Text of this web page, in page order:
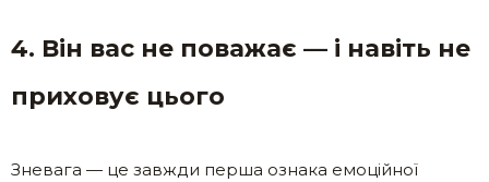
4. Він вас не поважає — і навіть не
приховує цього
Зневага — це завжди перша ознака емоційної